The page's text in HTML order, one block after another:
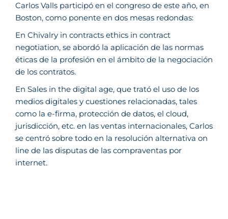
Carlos Valls participó en el congreso de este año, en
Boston, como ponente en dos mesas redondas:
En Chivalry in contracts ethics in contract
negotiation, se abordó la aplicación de las normas
éticas de la profesión en el ámbito de la negociación
de los contratos.
En Sales in the digital age, que trató el uso de los
medios digitales y cuestiones relacionadas, tales
como la e-firma, protección de datos, el cloud,
jurisdicción, etc. en las ventas internacionales, Carlos
se centró sobre todo en la resolución alternativa on
line de las disputas de las compraventas por
internet.